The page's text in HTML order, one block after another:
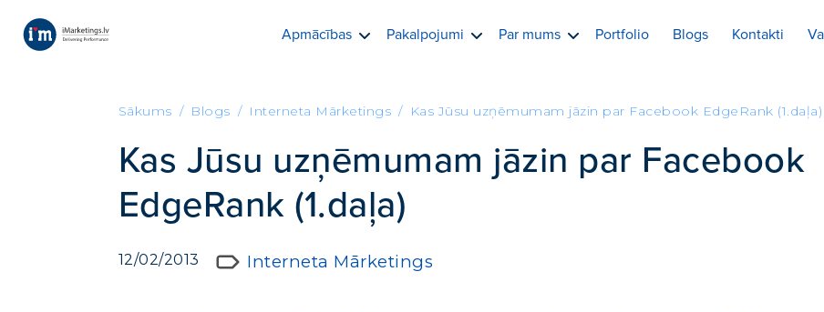
Apmācības Pakalpojumi Par mums Portfolio Blogs Kontakti
Sākums Blogs Interneta Mārketings Kas Jūsu uzņēmumam jāzin par Facebook EdgeRank (1.daļa)
Kas Jūsu uzņēmumam jāzin par Facebook
EdgeRank (1.daļa)
12/02/2013 Interneta Mārketings